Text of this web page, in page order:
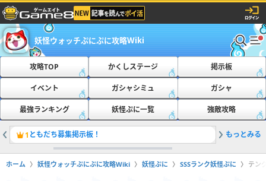
妖怪ウォッチぷにぷに攻略Wiki
攻略TOP かくしステージ 掲示板
イベント ガシャシミュ ガシャ
最強ランキング 妖怪ぷに一覧 強敵攻略
1 ともだち募集掲示板！ 2おたす
もっとみる
ホーム 妖怪ウォッチぷにぷに攻略Wiki 妖怪ぷに SSSランク妖怪ぷに テン